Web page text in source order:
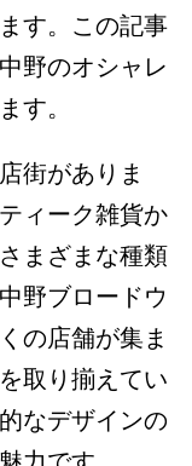
す。この記事
野のオシャレ
す。
街がありま
ィーク雑貨か
まざまな種類
野ブロードウ
の店舗が集ま
取り揃えてい
なデザインの